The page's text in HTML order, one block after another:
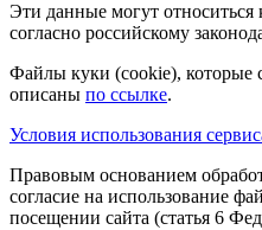
Эти данные могут
согласно российскому
Файлы куки (cookie), которые
описаны по ссылке.
Условия использования
Правовым основанием
согласие на использование
посещении сайта (статья 6